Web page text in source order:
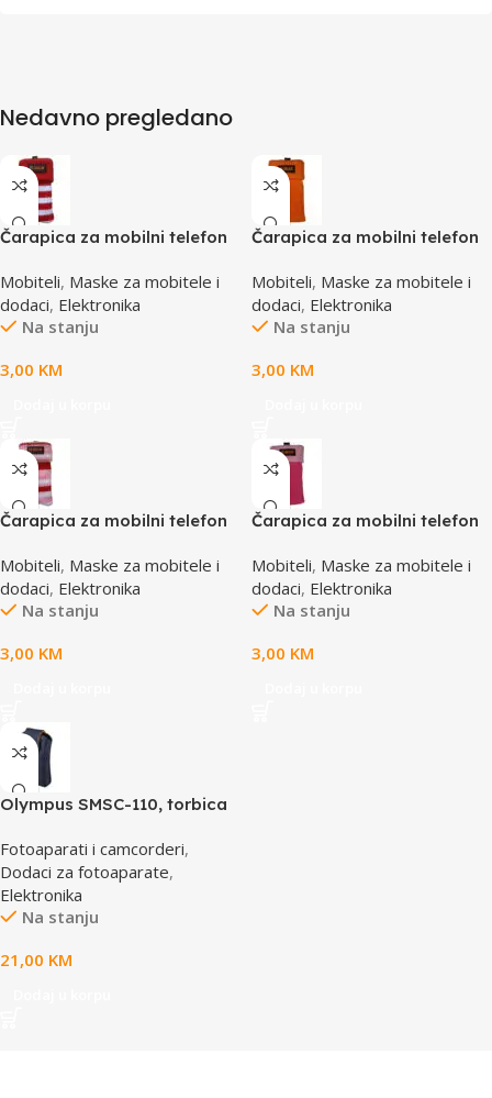
Nedavno pregledano
Čarapica za mobilni telefon
65x100mm
Mobiteli, Maske za mobitele i
dodaci, Elektronika
Na stanju
3,00 KM
Čarapica za mobilni telefon
65x100mm
Mobiteli, Maske za mobitele i
dodaci, Elektronika
Na stanju
3,00 KM
Čarapica za mobilni telefon
bijela 65x100mm
Mobiteli, Maske za mobitele i
dodaci, Elektronika
Na stanju
3,00 KM
Čarapica za mobilni telefon
65x100mm
Mobiteli, Maske za mobitele i
dodaci, Elektronika
Na stanju
3,00 KM
Olympus SMSC-110, torbica
case, E0412112
Fotoaparati i camcorderi,
Dodaci za fotoaparate,
Elektronika
Na stanju
21,00 KM